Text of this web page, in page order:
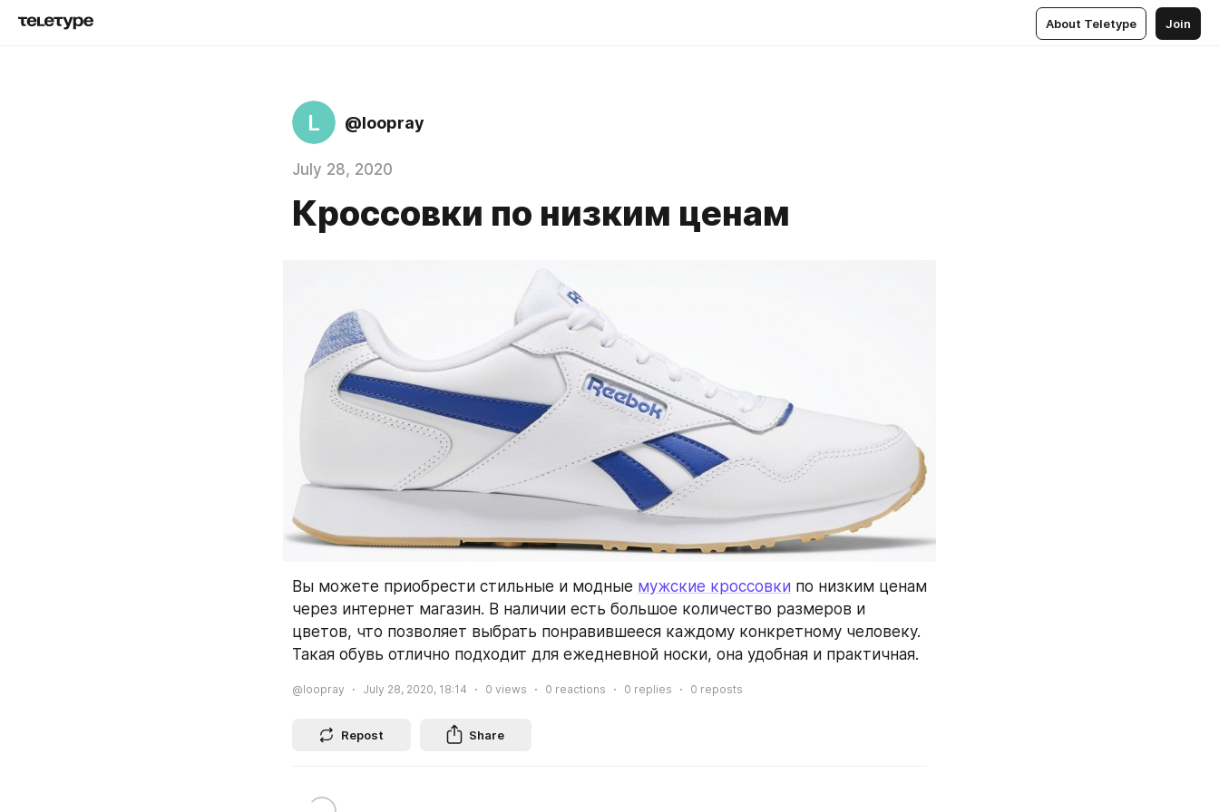
About Teletype Join
L @loopray
July 28, 2020
Кроссовки по низким ценам
Вы можете приобрести стильные и модные мужские кроссовки по низким ценам
через интернет магазин. В наличии есть большое количество размеров и
цветов, что позволяет выбрать понравившееся каждому конкретному человеку.
Такая обувь отлично подходит для ежедневной носки, она удобная и практичная.
@loopray July 28, 2020, 18:14 0 views 0 reactions 0 replies 0 reposts
Repost Share